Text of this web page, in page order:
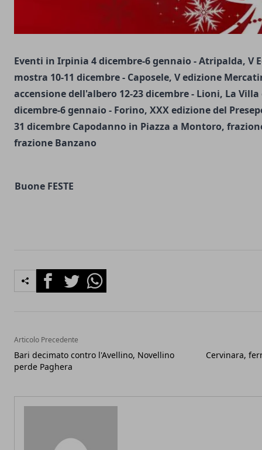
Eventi in Irpinia 4 dicembre-6 gennaio -Atripalda, V
mostra 10-11 dicembre - Caposele, V edizione
accensione dell'albero 12-23 dicembre - Lioni, La
dicembre-6 gennaio - Forino, XXX edizione del
31 dicembre Capodanno in Piazza a Montoro,
frazione Banzano
Buone FESTE
FacebookTwitterWhatsapp
Articolo Precedente
Bari decimato contro l'Avellino, Novellino
perde Paghera
Cervinara,